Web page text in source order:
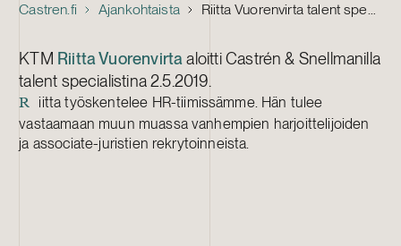
Castren.fi Ajankohtaista Riitta Vuorenvirta talent specialistiksi
KTM Riitta Vuorenvirta aloitti Castrén & Snellmanilla
talent specialistina 2.5.2019.
R
iitta työskentelee HR-tiimissämme. Hän tulee
vastaamaan muun muassa vanhempien harjoittelijoiden
ja associate-juristien rekrytoinneista.